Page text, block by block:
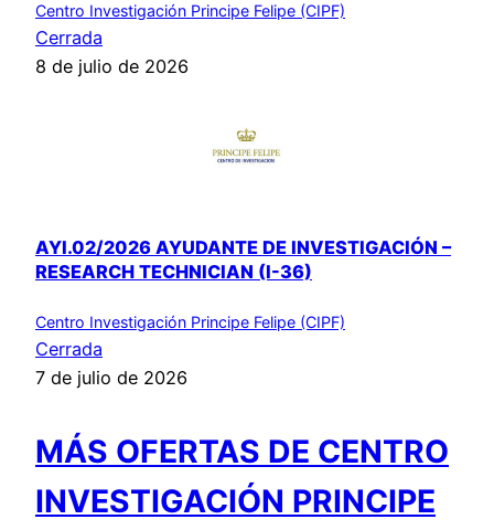
Centro Investigación Principe Felipe (CIPF)
Cerrada
8 de julio de 2026
AYI.02/2026 AYUDANTE DE INVESTIGACIÓN –
RESEARCH TECHNICIAN (I-36)
Centro Investigación Principe Felipe (CIPF)
Cerrada
7 de julio de 2026
MÁS OFERTAS DE CENTRO
INVESTIGACIÓN PRINCIPE